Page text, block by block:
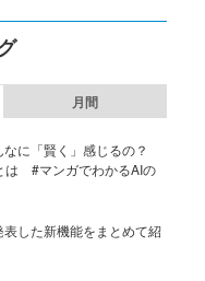
月間
なに「賢く」感じるの？
は #マンガでわかるAIの
した新機能をまとめて紹